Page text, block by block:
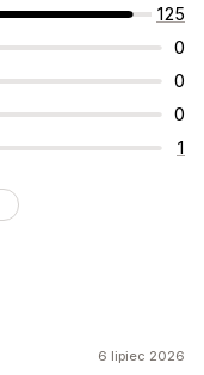
125
0
0
0
1
6 lipiec 2026